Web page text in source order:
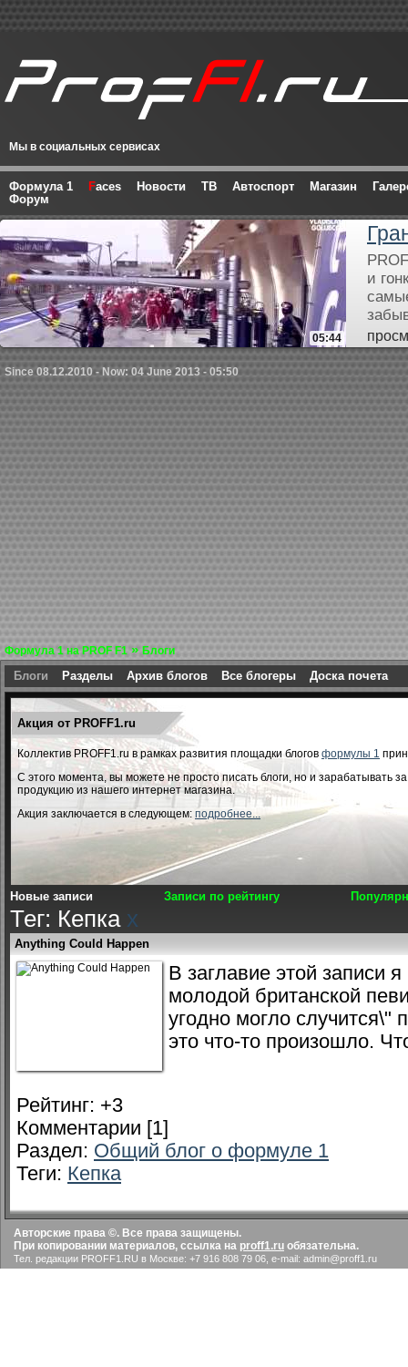
Мы в социальных сервисах
Формула 1 Faces Новости ТВ Автоспорт Магазин
Форум
05:44
и
Since 08.12.2010 - Now: 04 June 2013 - 05:50
Формула 1 на PROF F1 » Блоги
Блоги Разделы Архив блогов Все блогеры Доска почета
Акция от PROFF1.ru
Коллектив PROFF1.ru в рамках развития площадки блогов формулы 1
С этого момента, вы можете не просто писать блоги, но и зарабатывать
продукцию из нашего интернет магазина.
Акция заключается в следующем: подробнее...
Новые записи Записи по рейтингу
Тег: Кепка x
Anything Could Happen
В заглавие этой записи
молодой британской
угодно могло случится\"
это что-то произошло.
Рейтинг: +3
Комментарии [1]
Раздел: Общий блог о формуле 1
Теги: Кепка
Авторские права ©. Все права защищены.
При копировании материалов, ссылка на proff1.ru обязательна.
Тел. редакции PROFF1.RU в Москве: +7 916 808 79 06, e-mail: admin@proff1.ru